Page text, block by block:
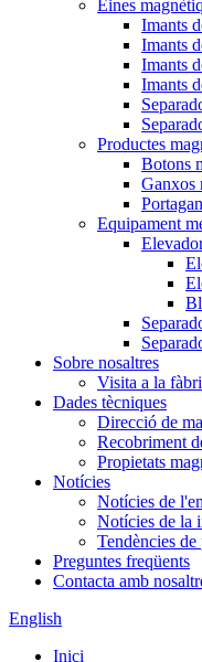
Eines
Imants
Imants
Imants
Imants
Productes
Botons
Ganxos
Equipament
Sobre nosaltres
Visita a la
Dades tècniques
Direcció de
Recobriment
Propietats
Notícies
Notícies de
Notícies de la
Tendències de
Preguntes freqüents
Contacta amb
English
Inici